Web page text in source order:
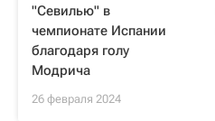
"Севилью" в
чемпионате Испании
благодаря голу
Модрича
26 февраля 2024